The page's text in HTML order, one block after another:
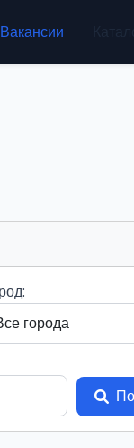
Вакансии